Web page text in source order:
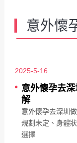
意外懷
2025-5-16
意外懷孕去
解
意外懷孕去深圳
規劃未定、身體
選擇